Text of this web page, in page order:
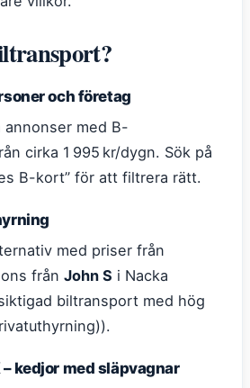
och företag
annonser med B-
cirka 1 995 kr/dygn. Sök på
B-kort” för att filtrera rätt.
med priser från
från John S i Nacka
biltransport med hög
– kedjor med släpvagnar